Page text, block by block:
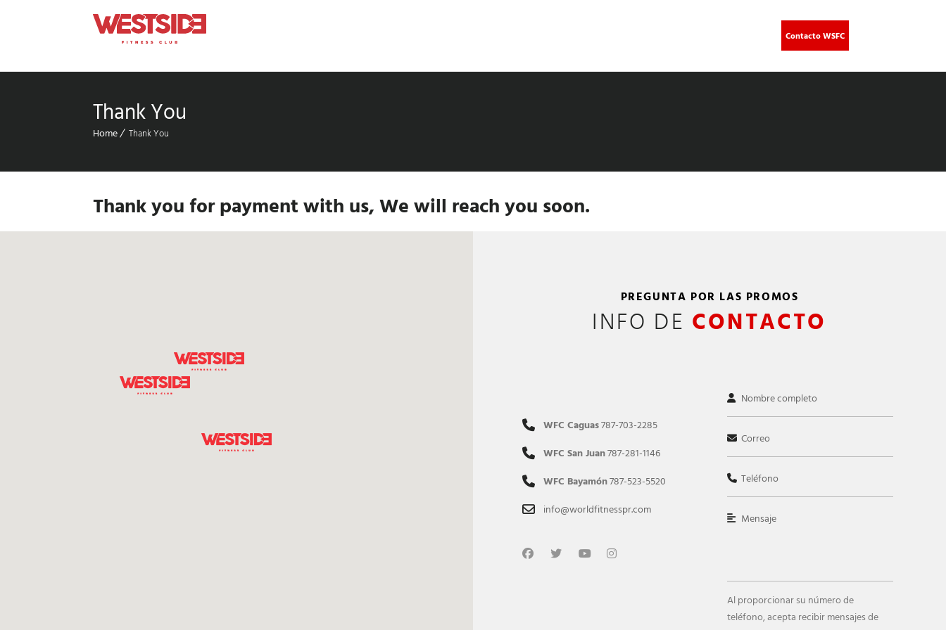
Contacto WSFC
Thank You
Home Thank You
Thank you for payment with us, We will reach you soon.
PREGUNTA POR LAS PROMOS
INFO DE CONTACTO
WFC Caguas787-703-2285
WFC San Juan787-281-1146
WFC Bayamón787-523-5520
info@worldfitnesspr.com
Al proporcionar su número de
teléfono, acepta recibir mensajes de